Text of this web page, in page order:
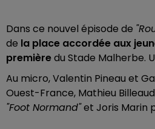
Dans ce nouvel épisode de
de la place accordée aux
premièredu Stade Malherbe.
Au micro, Valentin Pineau et
Ouest-France, Mathieu
"Foot Normand"et Joris Marin